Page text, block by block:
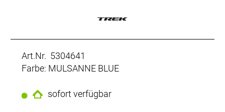
Art.Nr. 5304641
Farbe: MULSANNE BLUE
sofort verfügbar